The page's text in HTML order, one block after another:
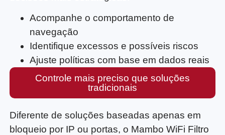
Acompanhe o comportamento de
navegação
Identifique excessos e possíveis riscos
Ajuste políticas com base em dados reais
Controle mais preciso que soluções
tradicionais
Diferente de soluções baseadas apenas em
bloqueio por IP ou portas, o Mambo WiFi Filtro